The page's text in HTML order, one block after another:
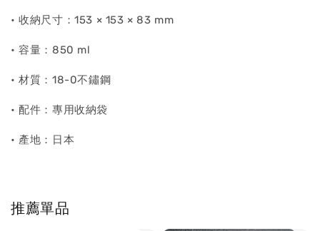
• 收納尺寸：153 × 153 × 83 mm
• 容量：850 ml
• 材質：18-0不鏽鋼
• 配件：專用收納袋
• 產地：日本
推薦單品